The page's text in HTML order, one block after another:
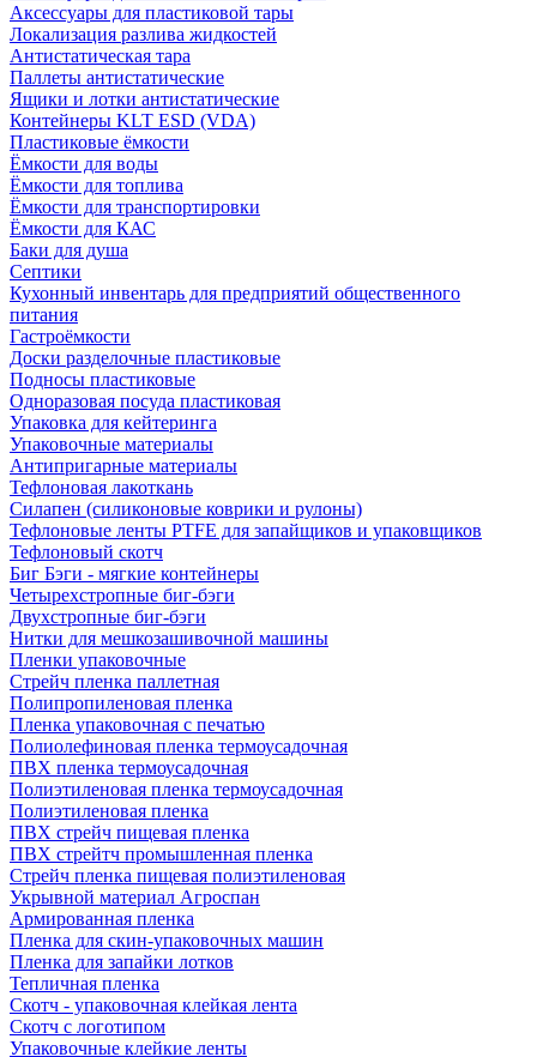
Аксессуары для пластиковой тары
Локализация разлива жидкостей
Антистатическая тара
Паллеты антистатические
Ящики и лотки антистатические
Контейнеры KLT ESD (VDA)
Пластиковые ёмкости
Ёмкости для воды
Ёмкости для топлива
Ёмкости для транспортировки
Ёмкости для КАС
Баки для душа
Септики
Кухонный инвентарь для предприятий общественного
питания
Гастроёмкости
Доски разделочные пластиковые
Подносы пластиковые
Одноразовая посуда пластиковая
Упаковка для кейтеринга
Упаковочные материалы
Антипригарные материалы
Тефлоновая лакоткань
Силапен (силиконовые коврики и рулоны)
Тефлоновые ленты PTFE для запайщиков и упаковщиков
Тефлоновый скотч
Биг Бэги - мягкие контейнеры
Четырехстропные биг-бэги
Двухстропные биг-бэги
Нитки для мешкозашивочной машины
Пленки упаковочные
Стрейч пленка паллетная
Полипропиленовая пленка
Пленка упаковочная с печатью
Полиолефиновая пленка термоусадочная
ПВХ пленка термоусадочная
Полиэтиленовая пленка термоусадочная
Полиэтиленовая пленка
ПВХ стрейч пищевая пленка
ПВХ стрейтч промышленная пленка
Стрейч пленка пищевая полиэтиленовая
Укрывной материал Агроспан
Армированная пленка
Пленка для скин-упаковочных машин
Пленка для запайки лотков
Тепличная пленка
Скотч - упаковочная клейкая лента
Скотч с логотипом
Упаковочные клейкие ленты